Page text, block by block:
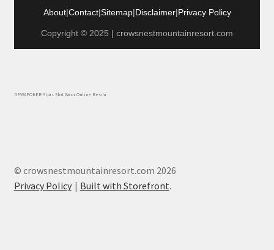
About|Contact|Sitemap|Disclaimer|Privacy Policy
Copyright © 2025 | crowsnestmountainresort.com
DEWAPOKER Situs Slot Gacor Online Resmi
© crowsnestmountainresort.com 2026
Privacy Policy
Built with Storefront.